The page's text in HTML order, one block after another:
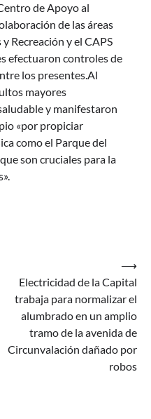
de Apoyo al
de las áreas
Recreación y el CAPS
efectuaron controles de
los presentes.Al
mayores
y manifestaron
«por propiciar
como el Parque del
son cruciales para la
Electricidad de la Capital
trabaja para normalizar el
alumbrado en un amplio
tramo de la avenida de
Circunvalación dañado por
robos
⟶